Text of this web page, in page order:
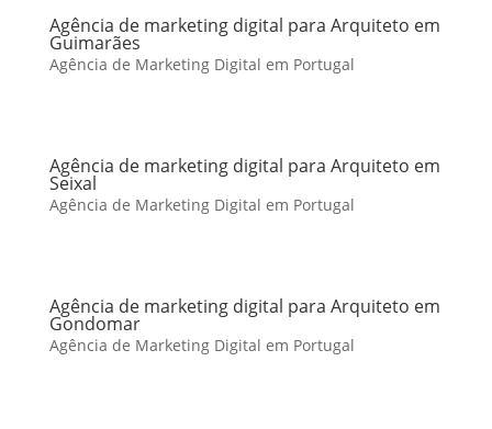
Agência de marketing digital para Arquiteto em
Guimarães
Agência de Marketing Digital em Portugal
Agência de marketing digital para Arquiteto em
Seixal
Agência de Marketing Digital em Portugal
Agência de marketing digital para Arquiteto em
Gondomar
Agência de Marketing Digital em Portugal